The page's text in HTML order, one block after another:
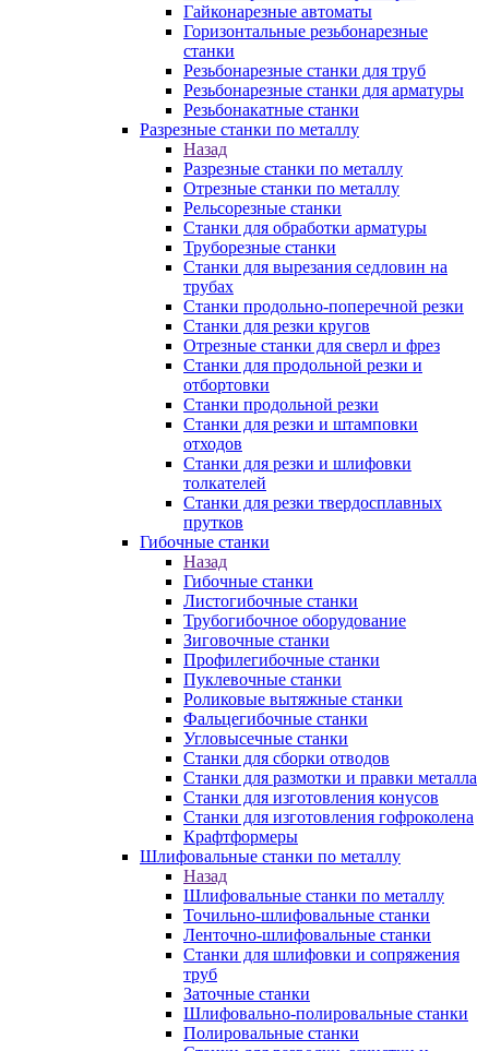
Гайконарезные автоматы
Горизонтальные резьбонарезные
станки
Резьбонарезные станки для труб
Резьбонарезные станки для арматуры
Резьбонакатные станки
Разрезные станки по металлу
Назад
Разрезные станки по металлу
Отрезные станки по металлу
Рельсорезные станки
Станки для обработки арматуры
Труборезные станки
Станки для вырезания седловин на
трубаx
Станки продольно-поперечной резки
Станки для резки кругов
Отрезные станки для сверл и фрез
Станки для продольной резки и
отбортовки
Станки продольной резки
Станки для резки и штамповки
отходов
Станки для резки и шлифовки
толкателей
Станки для резки твердосплавных
прутков
Гибочные станки
Назад
Гибочные станки
Листогибочные станки
Трубогибочное оборудование
Зиговочные станки
Профилегибочные станки
Пуклевочные станки
Роликовые вытяжные станки
Фальцегибочные станки
Угловысечные станки
Станки для сборки отводов
Станки для размотки и правки металла
Станки для изготовления конусов
Станки для изготовления гофроколена
Крафтформеры
Шлифовальные станки по металлу
Назад
Шлифовальные станки по металлу
Точильно-шлифовальные станки
Ленточно-шлифовальные станки
Станки для шлифовки и сопряжения
труб
Заточные станки
Шлифовально-полировальные станки
Полировальные станки